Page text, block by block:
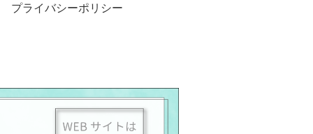
プライバシーポリシー